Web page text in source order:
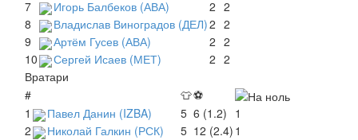
7
Игорь Балбеков (АВА) 2 2
8
Владислав Виноградов (ДЕЛ)2 2
9
Артём Гусев (АВА) 2 2
10
Сергей Исаев (МЕТ) 2 2
Вратари
#
👕⚽
1
Павел Данин (IZBA) 5 6 (1.2) 1
2
Николай Галкин (РСК) 5 12 (2.4) 1